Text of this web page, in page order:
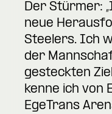
Der Stürmer:
neue
Steelers. Ich
der
gesteckten
kenne ich von
EgeTrans